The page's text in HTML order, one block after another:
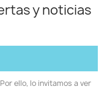
y noticias
ello, lo invitamos a ver